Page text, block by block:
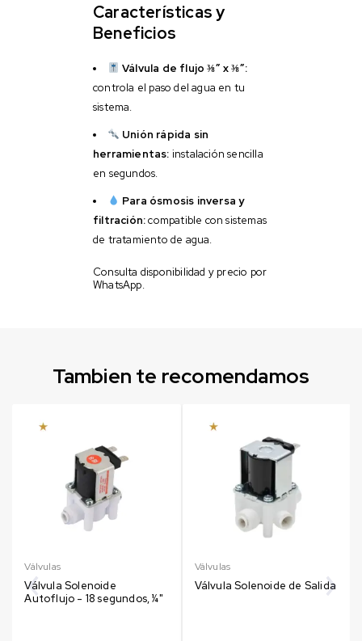
Características y
Beneficios
Válvula de flujo ⅜” x ⅜”:
controla el paso del agua en tu
sistema.
Unión rápida sin
herramientas: instalación sencilla
en segundos.
Para ósmosis inversa y
filtración:compatible con sistemas
de tratamiento de agua.
Consulta disponibilidad y precio por
WhatsApp.
Tambien te recomendamos
Válvulas
Válvula Solenoide
Autoflujo - 18 segundos, ¼"
Válvulas
Válvula Solenoide de Salida